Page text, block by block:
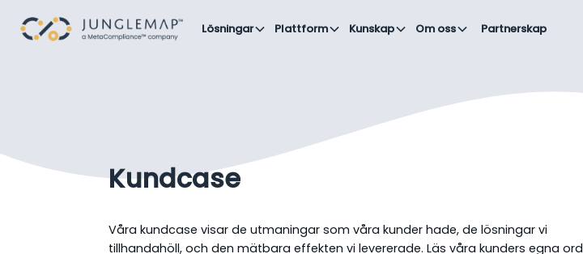
Lösningar Plattform Kunskap Om oss Partnerskap
Kundcase
Våra kundcase visar de utmaningar som våra kunder hade, de lösningar vi
tillhandahöll, och den mätbara effekten vi levererade. Läs våra kunders egna ord